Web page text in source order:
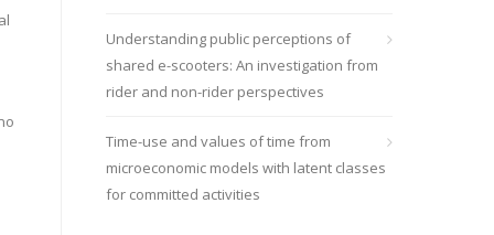
Understanding public perceptions of
shared e-scooters: An investigation from
rider and non-rider perspectives
Time-use and values of time from
microeconomic models with latent classes
for committed activities